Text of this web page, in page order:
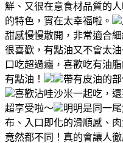
鮮、又很在意食材品質的人
的特色，實在太幸福啦。
甜感慢慢散開，非常適合
很喜歡，有點油又不會太
口吃超過癮，喜歡吃有油
有點油！
帶有皮油的
喜歡沾哇沙米一起吃，
超享受啦～
明明是同一
布、入口即化的滑順感、
竟然都不同！真的會讓人